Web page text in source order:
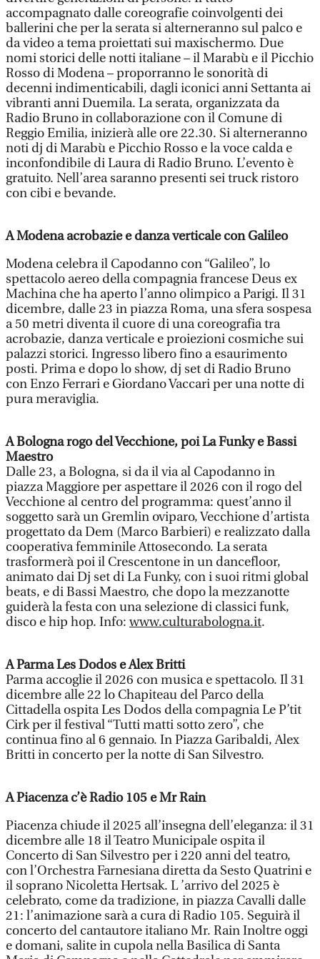
accompagnato dalle coreografie coinvolgenti dei
ballerini che per la serata si alterneranno sul palco e
da video a tema proiettati sui maxischermo. Due
nomi storici delle notti italiane – il Marabù e il Picchio
Rosso di Modena – proporranno le sonorità di
decenni indimenticabili, dagli iconici anni Settanta ai
vibranti anni Duemila. La serata, organizzata da
Radio Bruno in collaborazione con il Comune di
Reggio Emilia, inizierà alle ore 22.30. Si alterneranno
noti dj di Marabù e Picchio Rosso e la voce calda e
inconfondibile di Laura di Radio Bruno. L’evento è
gratuito. Nell’area saranno presenti sei truck ristoro
con cibi e bevande.
A Modena acrobazie e danza verticale con Galileo
Modena celebra il Capodanno con “Galileo”, lo
spettacolo aereo della compagnia francese Deus ex
Machina che ha aperto l’anno olimpico a Parigi. Il 31
dicembre, dalle 23 in piazza Roma, una sfera sospesa
a 50 metri diventa il cuore di una coreografia tra
acrobazie, danza verticale e proiezioni cosmiche sui
palazzi storici. Ingresso libero fino a esaurimento
posti. Prima e dopo lo show, dj set di Radio Bruno
con Enzo Ferrari e Giordano Vaccari per una notte di
pura meraviglia.
A Bologna rogo del Vecchione, poi La Funky e Bassi
Maestro
Dalle 23, a Bologna, si da il via al Capodanno in
piazza Maggiore per aspettare il 2026 con il rogo del
Vecchione al centro del programma: quest’anno il
soggetto sarà un Gremlin oviparo, Vecchione d’artista
progettato da Dem (Marco Barbieri) e realizzato dalla
cooperativa femminile Attosecondo. La serata
trasformerà poi il Crescentone in un dancefloor,
animato dai Dj set di La Funky, con i suoi ritmi global
beats, e di Bassi Maestro, che dopo la mezzanotte
guiderà la festa con una selezione di classici funk,
disco e hip hop. Info: www.culturabologna.it.
A Parma Les Dodos e Alex Britti
Parma accoglie il 2026 con musica e spettacolo. Il 31
dicembre alle 22 lo Chapiteau del Parco della
Cittadella ospita Les Dodos della compagnia Le P’tit
Cirk per il festival “Tutti matti sotto zero”, che
continua fino al 6 gennaio. In Piazza Garibaldi, Alex
Britti in concerto per la notte di San Silvestro.
A Piacenza c’è Radio 105 e Mr Rain
Piacenza chiude il 2025 all’insegna dell’eleganza: il 31
dicembre alle 18 il Teatro Municipale ospita il
Concerto di San Silvestro per i 220 anni del teatro,
con l’Orchestra Farnesiana diretta da Sesto Quatrini e
il soprano Nicoletta Hertsak. L ’arrivo del 2025 è
celebrato, come da tradizione, in piazza Cavalli dalle
21: l’animazione sarà a cura di Radio 105. Seguirà il
concerto del cantautore italiano Mr. Rain Inoltre oggi
e domani, salite in cupola nella Basilica di Santa